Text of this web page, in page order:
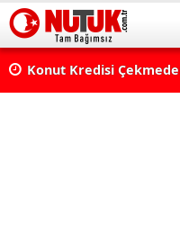
Konut Kredisi